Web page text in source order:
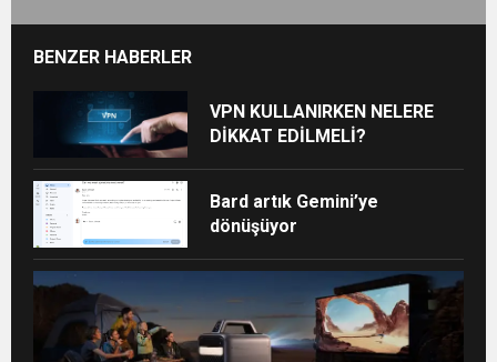
BENZER HABERLER
VPN KULLANIRKEN NELERE
DİKKAT EDİLMELİ?
Bard artık Gemini’ye
dönüşüyor